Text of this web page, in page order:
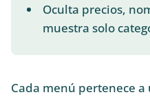
Oculta precios,
muestra solo
Cada menú pertenece